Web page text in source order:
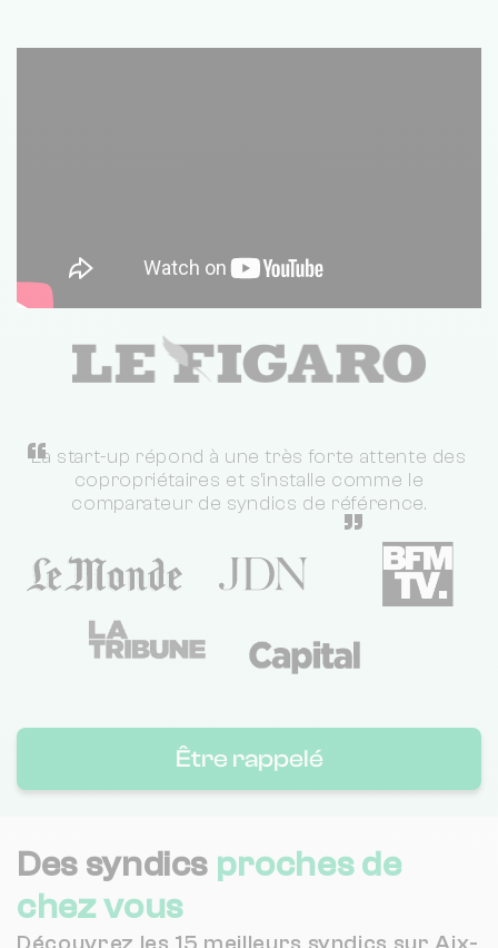
“
La start-up répond à une très forte attente des
copropriétaires et s'installe comme le
comparateur de syndics de référence.
”
Être rappelé
Des syndics proches de
chez vous
Découvrez les 15 meilleurs syndics sur Aix-